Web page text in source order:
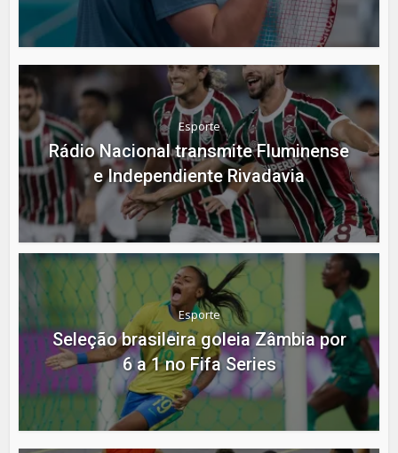
Esporte
Rádio Nacional transmite Fluminense
e Independiente Rivadavia
Esporte
Seleção brasileira goleia Zâmbia por
6 a 1 no Fifa Series